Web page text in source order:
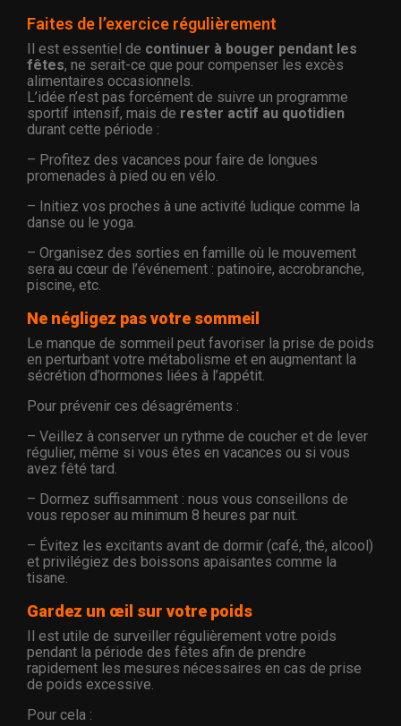
Faites de l’exercice régulièrement
Il est essentiel de continuer à bouger pendant les
fêtes, ne serait-ce que pour compenser les excès
alimentaires occasionnels.
L’idée n’est pas forcément de suivre un programme
sportif intensif, mais de rester actif au quotidien
durant cette période :
– Profitez des vacances pour faire de longues
promenades à pied ou en vélo.
– Initiez vos proches à une activité ludique comme la
danse ou le yoga.
– Organisez des sorties en famille où le mouvement
sera au cœur de l’événement : patinoire, accrobranche,
piscine, etc.
Ne négligez pas votre sommeil
Le manque de sommeil peut favoriser la prise de poids
en perturbant votre métabolisme et en augmentant la
sécrétion d’hormones liées à l’appétit.
Pour prévenir ces désagréments :
– Veillez à conserver un rythme de coucher et de lever
régulier, même si vous êtes en vacances ou si vous
avez fêté tard.
– Dormez suffisamment : nous vous conseillons de
vous reposer au minimum 8 heures par nuit.
– Évitez les excitants avant de dormir (café, thé, alcool)
et privilégiez des boissons apaisantes comme la
tisane.
Gardez un œil sur votre poids
Il est utile de surveiller régulièrement votre poids
pendant la période des fêtes afin de prendre
rapidement les mesures nécessaires en cas de prise
de poids excessive.
Pour cela :